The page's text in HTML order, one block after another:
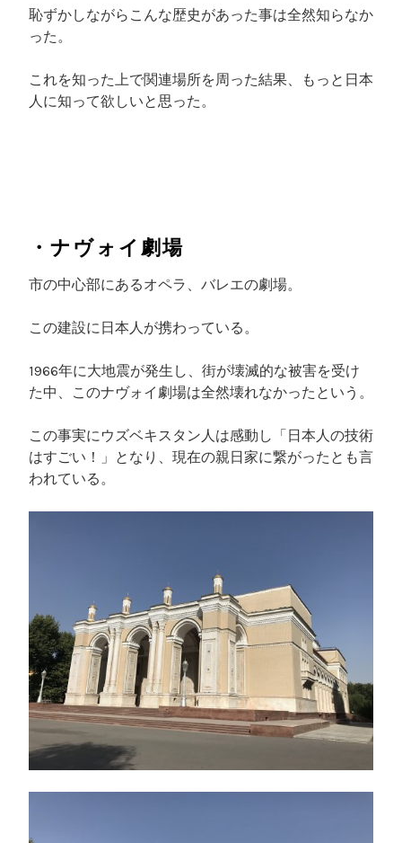
恥ずかしながらこんな歴史があった事は全然知らなか
った。
これを知った上で関連場所を周った結果、もっと日本
人に知って欲しいと思った。
・ナヴォイ劇場
市の中心部にあるオペラ、バレエの劇場。
この建設に日本人が携わっている。
1966年に大地震が発生し、街が壊滅的な被害を受け
た中、このナヴォイ劇場は全然壊れなかったという。
この事実にウズベキスタン人は感動し「日本人の技術
はすごい！」となり、現在の親日家に繋がったとも言
われている。